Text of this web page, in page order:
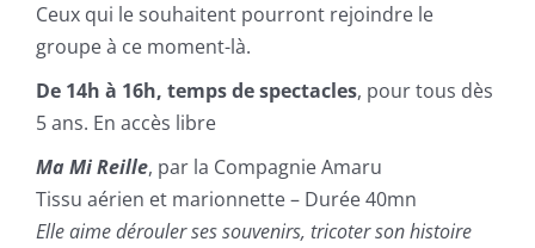
Ceux qui le souhaitent pourront rejoindre le
groupe à ce moment-là.
De 14h à 16h, temps de spectacles, pour tous dès
5 ans. En accès libre
Ma Mi Reille, par la Compagnie Amaru
Tissu aérien et marionnette – Durée 40mn
Elle aime dérouler ses souvenirs, tricoter son histoire